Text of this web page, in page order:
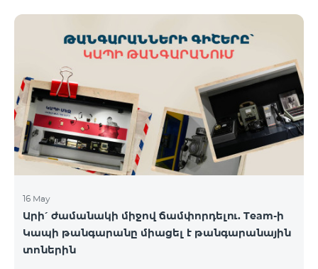
16 May
Արի՛ ժամանակի միջով ճամփորդելու. Team-ի
Կապի թանգարանը միացել է թանգարանային
տոներին